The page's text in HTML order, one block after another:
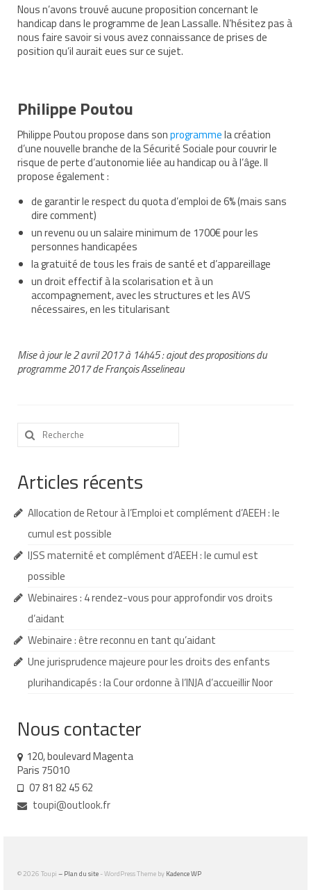
Nous n’avons trouvé aucune proposition concernant le
handicap dans le programme de Jean Lassalle. N’hésitez pas à
nous faire savoir si vous avez connaissance de prises de
position qu’il aurait eues sur ce sujet.
Philippe Poutou
Philippe Poutou propose dans sonprogrammela création
d’une nouvelle branche de la Sécurité Sociale pour couvrir le
risque de perte d’autonomie liée au handicap ou à l’âge. Il
propose également :
de garantir le respect du quota d’emploi de 6% (mais sans
dire comment)
un revenu ou un salaire minimum de 1700€ pour les
personnes handicapées
la gratuité de tous les frais de santé et d’appareillage
un droit effectif à la scolarisation et à un
accompagnement, avec les structures et les AVS
nécessaires, en les titularisant
Mise à jour le 2 avril 2017 à 14h45 : ajout des propositions du
programme 2017 de François Asselineau
Rechercher
:
Articles récents
Allocation de Retour à l’Emploi et complément d’AEEH : le
cumul est possible
IJSS maternité et complément d’AEEH : le cumul est
possible
Webinaires : 4 rendez-vous pour approfondir vos droits
d’aidant
Webinaire : être reconnu en tant qu’aidant
Une jurisprudence majeure pour les droits des enfants
plurihandicapés : la Cour ordonne à l’INJA d’accueillir Noor
Nous contacter
120, boulevard Magenta
Paris 75010
07 81 82 45 62
toupi@outlook.fr
© 2026 Toupi – Plan du site - WordPress Theme by Kadence WP